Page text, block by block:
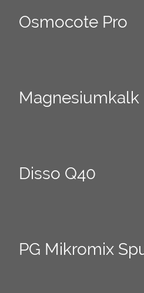
Osmocote Pro
Magnesiumkalk
Disso Q40
PG Mikromix